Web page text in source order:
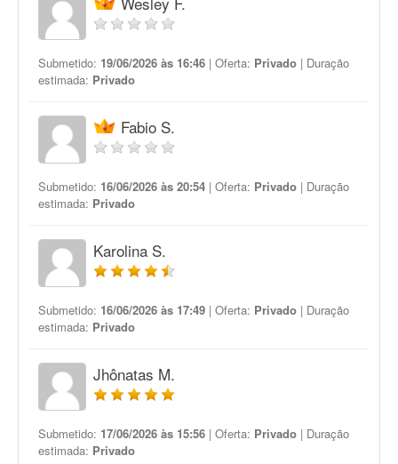
Submetido: 19/06/2026 às 16:46 | Oferta: Privado | Duração
estimada: Privado
Fabio S.
Submetido: 16/06/2026 às 20:54 | Oferta: Privado | Duração
estimada: Privado
Karolina S.
Submetido: 16/06/2026 às 17:49 | Oferta: Privado | Duração
estimada: Privado
Jhônatas M.
Submetido: 17/06/2026 às 15:56 | Oferta: Privado | Duração
estimada: Privado